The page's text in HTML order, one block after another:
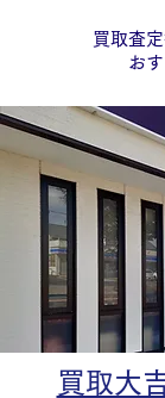
買取査
お
買取大